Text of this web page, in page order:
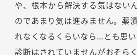
や、根本から解決する気はない
のであまり気は進みません。薬
れなくなるくらいなら…とも思い
診断はされていませんがおそら